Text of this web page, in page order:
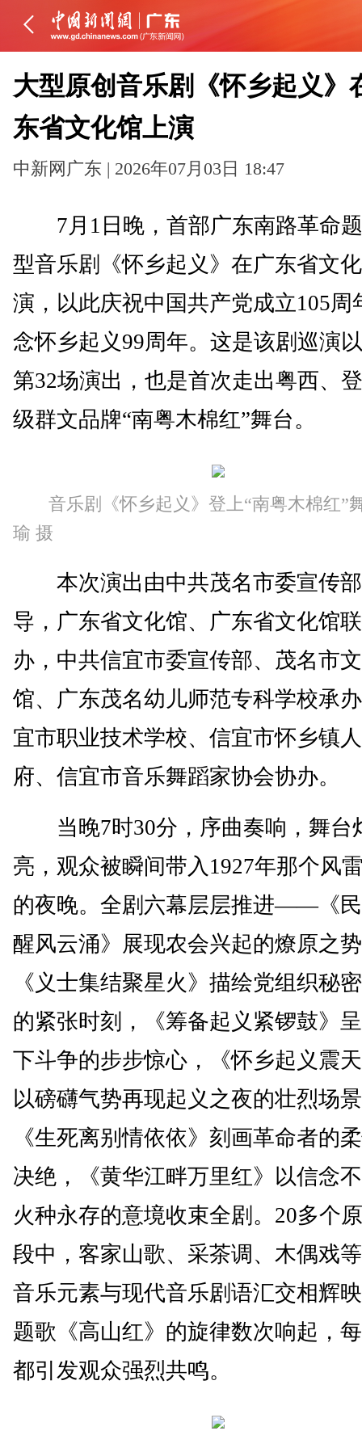
大型原创音乐剧《怀乡起义》
东省文化馆上演
中新网广东 | 2026年07月03日 18:47
7月1日晚，首部广东南路革命
型音乐剧《怀乡起义》在广东省文
演，以此庆祝中国共产党成立105周
念怀乡起义99周年。这是该剧巡演
第32场演出，也是首次走出粤西、
级群文品牌“南粤木棉红”舞台。
音乐剧《怀乡起义》登上“南粤木棉红”
瑜 摄
本次演出由中共茂名市委宣传
导，广东省文化馆、广东省文化馆
办，中共信宜市委宣传部、茂名市
馆、广东茂名幼儿师范专科学校承
宜市职业技术学校、信宜市怀乡镇
府、信宜市音乐舞蹈家协会协办。
当晚7时30分，序曲奏响，舞台
亮，观众被瞬间带入1927年那个风
的夜晚。全剧六幕层层推进——《
醒风云涌》展现农会兴起的燎原之
《义士集结聚星火》描绘党组织秘
的紧张时刻，《筹备起义紧锣鼓》
下斗争的步步惊心，《怀乡起义震
以磅礴气势再现起义之夜的壮烈场
《生死离别情依依》刻画革命者的
决绝，《黄华江畔万里红》以信念
火种永存的意境收束全剧。20多个
段中，客家山歌、采茶调、木偶戏
音乐元素与现代音乐剧语汇交相辉
题歌《高山红》的旋律数次响起，
都引发观众强烈共鸣。